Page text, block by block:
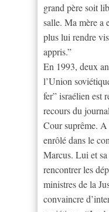
grand père soit
salle. Ma mère a
plus lui rendre
appris.”
En 1993, deux
l’Union
fer” israélien est
recours du
Cour suprême. A
enrôlé dans le
Marcus. Lui et
rencontrer les
ministres de la
convaincre